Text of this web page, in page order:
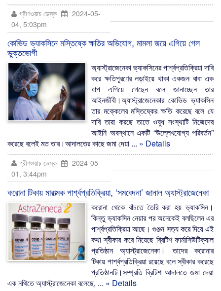
গ্রীণওয়াচ ডেস্ক
2024-05-
04, 5:03pm
কোভিড ভ্যাকসিনে মস্তিষ্কে ক্ষতির অভিযোগ, মামলা জয়ে এগিয়ে গেল
ভুক্তভোগী
অ্যাস্ট্রাজেনেকা ভ্যাকসিনের পার্শ্বপ্রতিক্রিয়া দাবি
করে ক্ষতিপূরণের লড়াইয়ে থাকা একজন বাবা এক
ধাপ এগিয়ে গেছেন বলে জানাচ্ছেন তার
আইনজীবী।অ্যাস্ট্রাজেনেকার কোভিড ভ্যাকসিন
তার মক্কেলের মস্তিষ্কের ক্ষতি করেছে বলে যে
দাবি তারা করছে তাতে ওষুধ সংস্থাটি নিজেদের
আইনি অবস্থানে একটি “উল্লেখযোগ্য পরিবর্তন”
করেছে বলেই মত তার।আদালতের কাছে জমা দেয়া ... » Details
গ্রীণওয়াচ ডেস্ক
2024-05-
01, 3:44pm
করোনা টিকায় মারাত্মক পার্শ্বপ্রতিক্রিয়া, ‘সমবেদনা’ জানাল অ্যাস্ট্রাজেনেকা
করোনা থেকে বাঁচতে তৈরি করা হয় ভ্যাকসিন।
কিন্তু ভ্যাকসিন নেয়ার পর অনেকেই বলছিলেন এর
পার্শ্বপ্রতিক্রিয়া আছে। গুঞ্জন সত্য করে দিয়ে এই
কথা স্বীকার করে নিয়েছে ব্রিটিশ ফার্মাসিউটিক্যাল
প্রতিষ্ঠান অ্যাস্ট্রাজেনেকা। তাদের করোনার
টিকায় পার্শ্বপ্রতিক্রিয়া রয়েছে বলে স্বীকার করেছে
প্রতিষ্ঠানটি।সম্প্রতি ব্রিটিশ আদালতে জমা দেয়া
এক নথিতে অ্যাস্ট্রাজেনেকা বলেছে, ... » Details